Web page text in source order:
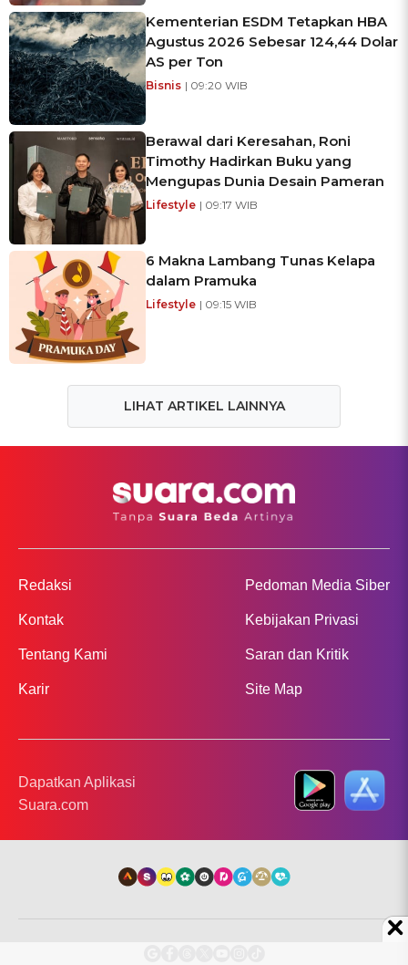
Kementerian ESDM Tetapkan HBA
Agustus 2026 Sebesar 124,44 Dolar
AS per Ton
Bisnis | 09:20 WIB
Berawal dari Keresahan, Roni
Timothy Hadirkan Buku yang
Mengupas Dunia Desain Pameran
Lifestyle | 09:17 WIB
6 Makna Lambang Tunas Kelapa
dalam Pramuka
Lifestyle | 09:15 WIB
LIHAT ARTIKEL LAINNYA
Redaksi
Kontak
Tentang Kami
Karir
Pedoman Media Siber
Kebijakan Privasi
Saran dan Kritik
Site Map
Dapatkan Aplikasi
Suara.com